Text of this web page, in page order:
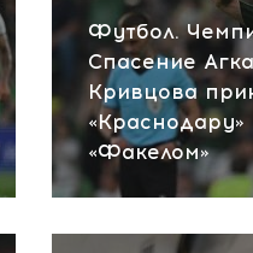
Футбол.
Спасение
Кривцова
«Факелом»